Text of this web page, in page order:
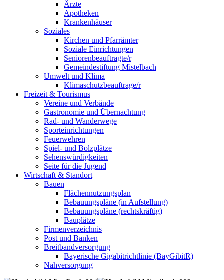
Ärzte
Apotheken
Krankenhäuser
Soziales
Kirchen und Pfarrämter
Soziale Einrichtungen
Seniorenbeauftragte/r
Gemeindestiftung Mistelbach
Umwelt und Klima
Klimaschutzbeauftrage/r
Freizeit & Tourismus
Vereine und Verbände
Gastronomie und Übernachtung
Rad- und Wanderwege
Sporteinrichtungen
Feuerwehren
Spiel- und Bolzplätze
Sehenswürdigkeiten
Seite für die Jugend
Wirtschaft & Standort
Bauen
Flächennutzungsplan
Bebauungspläne (in Aufstellung)
Bebauungspläne (rechtskräftig)
Bauplätze
Firmenverzeichnis
Post und Banken
Breitbandversorgung
Bayerische Gigabitrichtlinie (BayGibitR)
Nahversorgung